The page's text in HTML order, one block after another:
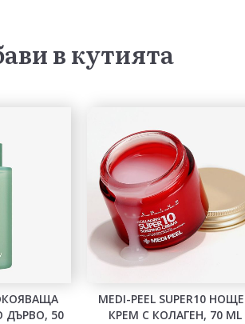
в кутията
ДЪРВО, 50
MEDI-PEEL SUPER10
КРЕМ С КОЛАГЕН, 70 ML